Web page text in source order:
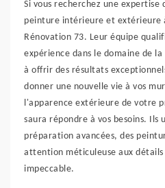
Si vous recherchez une
peinture intérieure et extérieure
Rénovation 73. Leur équipe
expérience dans le domaine de
à offrir des résultats
donner une nouvelle vie à vos
l'apparence extérieure de votre
saura répondre à vos besoins. Ils
préparation avancées, des
attention méticuleuse aux
impeccable.